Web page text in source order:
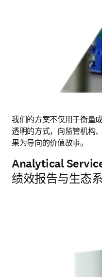
我们的方案不仅用于衡量
透明的方式，向监管机构
果为导向的价值故事。
Analytical
绩效报告与生态